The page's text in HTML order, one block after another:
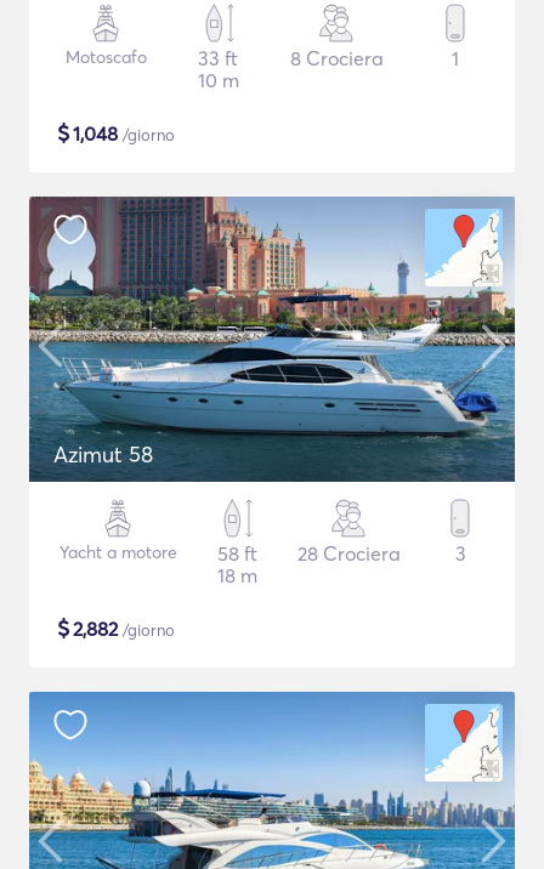
Motoscafo
33 ft
10 m
8 Crociera 1
$1,048 /giorno
Azimut 58
Yacht a motore
58 ft
18 m
28 Crociera 3
$2,882/giorno